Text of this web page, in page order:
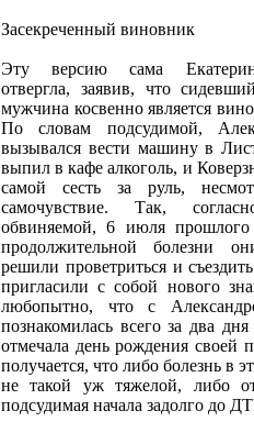
Засекреченный виновник
Эту версию сама
отвергла, заявив, что
мужчина косвенно является
По словам подсудимой,
вызывался вести машину в
выпил в кафе алкоголь, и
самой сесть за руль,
самочувствие. Так,
обвиняемой, 6 июля
продолжительной болезни
решили проветриться и
пригласили с собой нового
любопытно, что с
познакомилась всего за два
отмечала день рождения своей
получается, что либо болезнь в
не такой уж тяжелой, либо
подсудимая начала задолго до